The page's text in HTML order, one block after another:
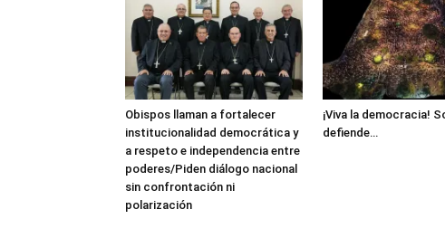
Obispos llaman a fortalecer
institucionalidad democrática y
a respeto e independencia entre
poderes/Piden diálogo nacional
sin confrontación ni
polarización
¡Viva la democracia!
defiende…